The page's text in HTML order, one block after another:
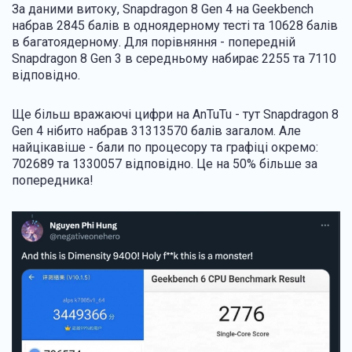
За даними витоку, Snapdragon 8 Gen 4 на Geekbench
набрав 2845 балів в одноядерному тесті та 10628 балів
в багатоядерному. Для порівняння - попередній
Snapdragon 8 Gen 3 в середньому набирає 2255 та 7110
відповідно.
Ще більш вражаючі цифри на AnTuTu - тут Snapdragon 8
Gen 4 нібито набрав 31313570 балів загалом. Але
найцікавіше - бали по процесору та графіці окремо:
702689 та 1330057 відповідно. Це на 50% більше за
попередника!